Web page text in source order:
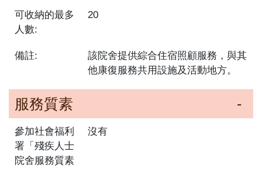
可收納的最多
人數:
20
備註:
該院舍提供綜合住宿照顧服務，與其
他康復服務共用設施及活動地方。
服務質素
參加社會福利
署「殘疾人士
院舍服務質素
沒有